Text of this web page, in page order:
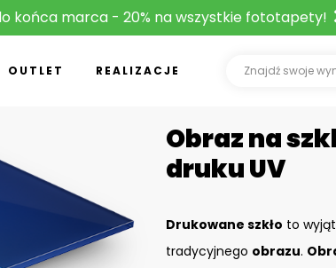
końca marca - 20% na wszystkie fototapety!
OUTLET REALIZACJE
Obraz na
druku UV
Drukowane szkło to
tradycyjnego obrazu.